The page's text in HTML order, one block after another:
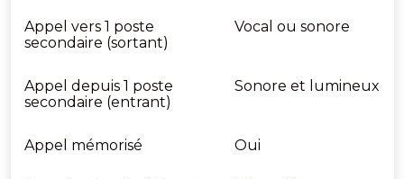
Appel vers 1 poste
secondaire (sortant)
Vocal ou sonore
Appel depuis 1 poste
secondaire (entrant)
Sonore et lumineux
Appel mémorisé Oui